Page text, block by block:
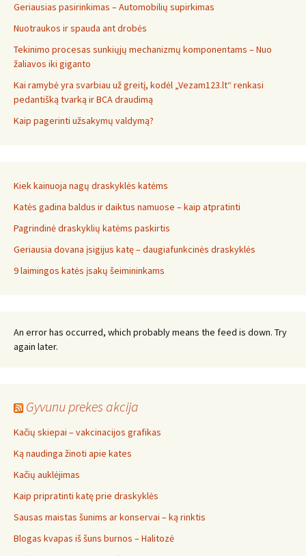
Geriausias pasirinkimas – Automobilių supirkimas
Nuotraukos ir spauda ant drobės
Tekinimo procesas sunkiųjų mechanizmų komponentams – Nuo
žaliavos iki giganto
Kai ramybė yra svarbiau už greitį, kodėl „Vezam123.lt“ renkasi
pedantišką tvarką ir BCA draudimą
Kaip pagerinti užsakymų valdymą?
Kiek kainuoja nagų draskyklės katėms
Katės gadina baldus ir daiktus namuose – kaip atpratinti
Pagrindinė draskyklių katėms paskirtis
Geriausia dovana įsigijus katę – daugiafunkcinės draskyklės
9 laimingos katės įsakų šeimininkams
An error has occurred, which probably means the feed is down. Try
again later.
Gyvunu prekes akcija
Kačių skiepai – vakcinacijos grafikas
Ką naudinga žinoti apie kates
Kačių auklėjimas
Kaip pripratinti katę prie draskyklės
Sausas maistas šunims ar konservai – ką rinktis
Blogas kvapas iš šuns burnos – Halitozė